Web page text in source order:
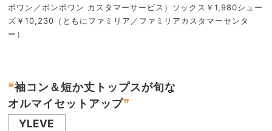
ポワン／ボンポワン カスタマーサービス）ソックス￥1,980シュー
ズ￥10,230（ともにファミリア／ファミリアカスタマーセンタ
ー）
❝袖コン＆短か丈トップスが旬な
オルマイセットアップ❞
YLEVE